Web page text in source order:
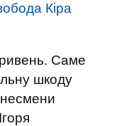
Кіра
Саме
шкоду